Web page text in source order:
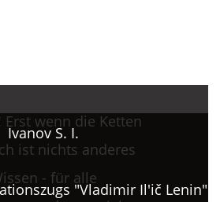
Erst wenn die Ketten
Ivanov S. I.
ist nichts anderes
- für alle
"Vladimir Il'ič Lenin"